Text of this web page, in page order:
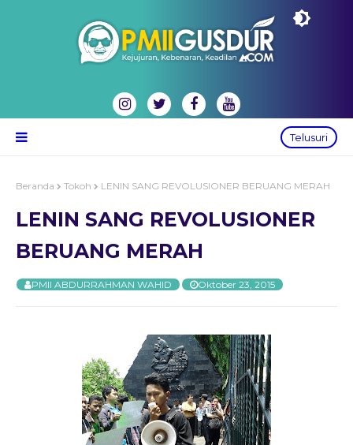
Telusuri
Beranda Tokoh LENIN SANG REVOLUSIONER BERUANG MERAH
LENIN SANG REVOLUSIONER
BERUANG MERAH
PMII ABDURRAHMAN WAHID Oktober 23, 2015